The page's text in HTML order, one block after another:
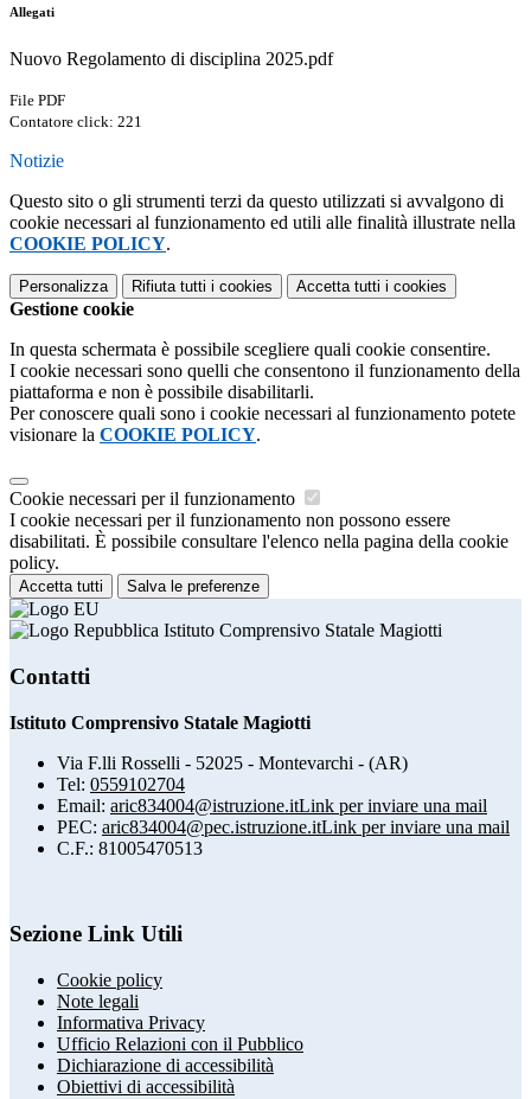
Allegati
Nuovo Regolamento di disciplina 2025.pdf
File PDF
Contatore click: 221
Notizie
Questo sito o gli strumenti terzi da questo utilizzati si avvalgono di
cookie necessari al funzionamento ed utili alle finalità illustrate nella
COOKIE POLICY.
Personalizza Rifiuta tutti i cookies Accetta tutti i cookies
Gestione cookie
In questa schermata è possibile scegliere quali cookie consentire.
I cookie necessari sono quelli che consentono il funzionamento della
piattaforma e non è possibile disabilitarli.
Per conoscere quali sono i cookie necessari al funzionamento potete
visionare la COOKIE POLICY.
Cookie necessari per il funzionamento
I cookie necessari per il funzionamento non possono essere
disabilitati. È possibile consultare l'elenco nella pagina della cookie
policy.
Accetta tutti Salva le preferenze
Istituto Comprensivo Statale Magiotti
Contatti
Istituto Comprensivo Statale Magiotti
Via F.lli Rosselli - 52025 - Montevarchi - (AR)
Tel: 0559102704
Email: aric834004@istruzione.itLink per inviare una mail
PEC: aric834004@pec.istruzione.itLink per inviare una mail
C.F.: 81005470513
Sezione Link Utili
Cookie policy
Note legali
Informativa Privacy
Ufficio Relazioni con il Pubblico
Dichiarazione di accessibilità
Obiettivi di accessibilità